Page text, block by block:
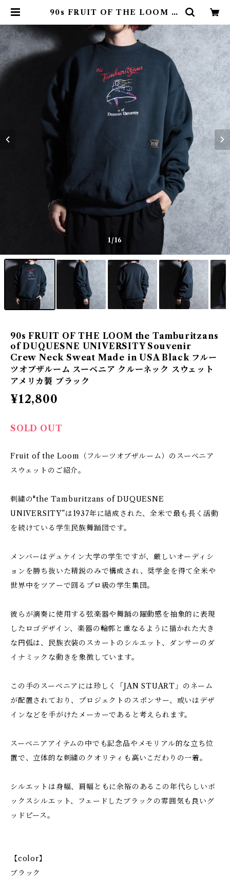
90s FRUIT OF THE LOOM th
NE UNIVERSITY Souvenir C
rew Neck Sweat Made in US
A Black フルーツオブザルーム ス
ーベニア クルーネック スウェット
アメリカ製 ブラック | mark & co
llars (マークアンドカラーズ)
1/16
90s FRUIT OF THE LOOM the Tamburitzans
of DUQUESNE UNIVERSITY Souvenir
Crew Neck Sweat Made in USA Black フルー
ツオブザルーム スーベニア クルーネック スウェット
アメリカ製 ブラック
¥12,800
SOLD OUT
Fruit of the Loom（フルーツオブザルーム）のスーベニア
スウェットのご紹介。
刺繍の"the Tamburitzans of DUQUESNE
UNIVERSITY”は1937年に結成された、全米で最も長く活動
を続けている学生民族舞踊団です。
メンバーはデュケイン大学の学生ですが、厳しいオーディシ
ョンを勝ち抜いた精鋭のみで構成され、奨学金を得て全米や
世界中をツアーで回るプロ級の学生集団。
彼らが演奏に使用する弦楽器や舞踊の躍動感を抽象的に表現
したロゴデザイン、楽器の輪郭と重なるように描かれた大き
な円弧は、民族衣装のスカートのシルエット、ダンサーのダ
イナミックな動きを象徴しています。
この手のスーベニアには珍しく「JAN STUART」のネーム
が配置されており、プロジェクトのスポンサー、或いはデザ
インなどを手がけたメーカーであると考えられます。
スーベニアアイテムの中でも記念品やメモリアル的な立ち位
置で、立体的な刺繍のクオリティも高いこだわりの一着。
シルエットは身幅、肩幅ともに余裕のあるこの年代らしいボ
ックスシルエット、フェードしたブラックの雰囲気も良いグ
ッドピース。
【color】
ブラック